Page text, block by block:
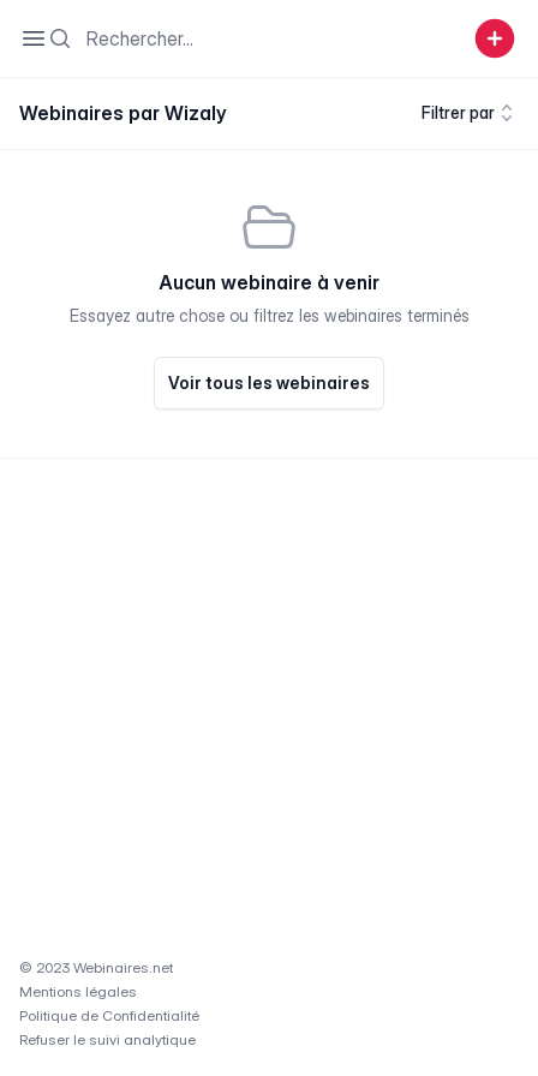
Open sidebar
Search
Webinaires par Wizaly Filtrer par
Aucun webinaire à venir
Essayez autre chose ou filtrez les webinaires terminés
Voir tous les webinaires
© 2023 Webinaires.net
Mentions légales
Politique de Confidentialité
Refuser le suivi analytique